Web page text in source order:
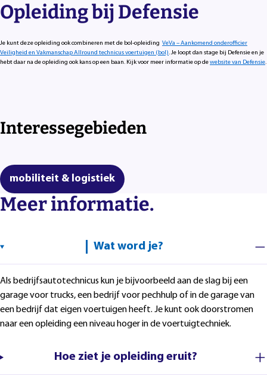
Opleiding bij Defensie
Je kunt deze opleiding ook combineren met de bol-opleiding VeVa – Aankomend onderofficier
Veiligheid en Vakmanschap Allround technicus voertuigen (bol). Je loopt dan stage bij Defensie en je
hebt daar na de opleiding ook kans op een baan. Kijk voor meer informatie op dewebsite van Defensie.
Interessegebieden
mobiliteit & logistiek
Meer informatie.
Wat word je?
Als bedrijfsautotechnicus kun je bijvoorbeeld aan de slag bij een
garage voor trucks, een bedrijf voor pechhulp of in de garage van
een bedrijf dat eigen voertuigen heeft. Je kunt ook doorstromen
naar een opleiding een niveau hoger in de voertuigtechniek.
Hoe ziet je opleiding eruit?